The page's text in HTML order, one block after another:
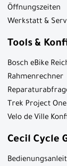
Öffnungszeiten
Werkstatt &
Tools &
Bosch eBike
Rahmenrechner
Trek Project
Velo de Ville
Cecil Cycle